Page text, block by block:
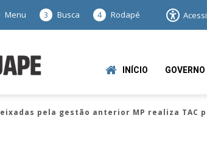
Menu 3 Busca 4 Rodapé
INÍCIO GOVERNO
pela gestão anterior MP realiza